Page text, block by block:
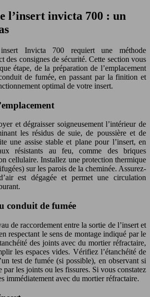
l’insert invicta 700 : un
insert Invicta 700 requiert une méthode
des consignes de sécurité. Cette section vous
étape, de la préparation de l’emplacement
de fumée, en passant par la finition et
optimal de votre insert.
et dégraisser soigneusement l’intérieur de
les résidus de suie, de poussière et de
une assise stable et plane pour l’insert, en
résistants au feu, comme des briques
cellulaire. Installez une protection thermique
sur les parois de la cheminée. Assurez-
est dégagée et permet une circulation
conduit de fumée
de raccordement entre la sortie de l’insert et
respectant le sens de montage indiqué par le
des joints avec du mortier réfractaire,
les espaces vides. Vérifiez l’étanchéité de
test de fumée (si possible), en observant si
par les joints ou les fissures. Si vous constatez
immédiatement avec du mortier réfractaire.